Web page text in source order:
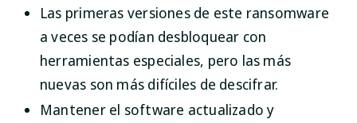
Las primeras versiones de este ransomware
a veces se podían desbloquear con
herramientas especiales, pero las más
nuevas son más difíciles de descifrar.
Mantener el software actualizado y